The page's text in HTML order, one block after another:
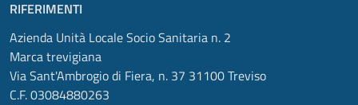
RIFERIMENTI
Azienda Unità Locale Socio Sanitaria n. 2
Marca trevigiana
Via Sant'Ambrogio di Fiera, n. 37 31100 Treviso
C.F. 03084880263